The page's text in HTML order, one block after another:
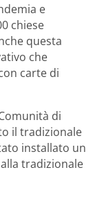
e
chiese
questa
che
carte di
di
il tradizionale
installato un
tradizionale